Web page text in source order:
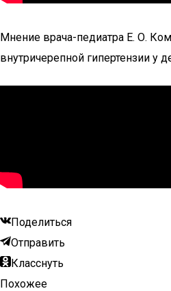
Мнение врача-педиатра Е. О.
внутричерепной гипертензии у
Поделиться
Отправить
Класснуть
Похожее